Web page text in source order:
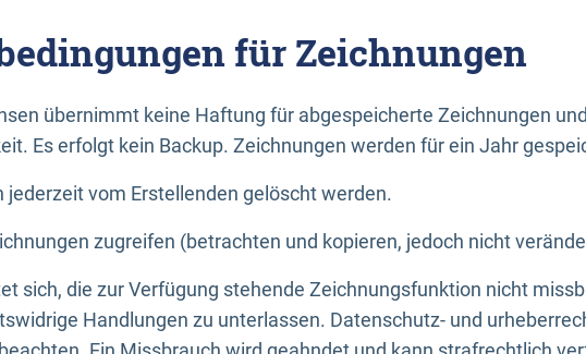
für Zeichnungen
übernimmt keine Haftung für abgespeicherte Zeichnungen
Es erfolgt kein Backup. Zeichnungen werden für ein Jahr
jederzeit vom Erstellenden gelöscht werden.
zugreifen (betrachten und kopieren, jedoch nicht
sich, die zur Verfügung stehende Zeichnungsfunktion nicht
Handlungen zu unterlassen. Datenschutz- und